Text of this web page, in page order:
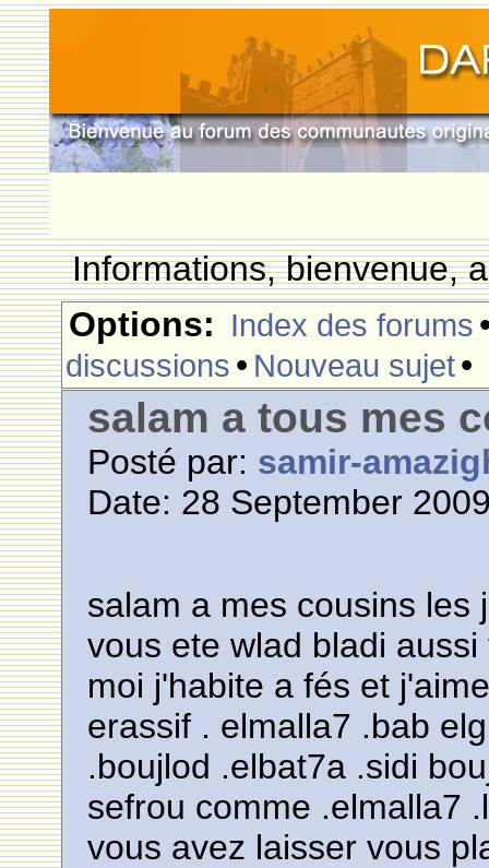
Informations, bienvenue,
Options: Index des forums
discussions • Nouveau sujet•
salam a tous mes
Posté par: samir-
Date: 28 September
salam a mes cousins les
vous ete wlad bladi
moi j'habite a fés et
erassif . elmalla7 .bab
.boujlod .elbat7a .sidi
sefrou comme .elmalla7
vous avez laisser vous